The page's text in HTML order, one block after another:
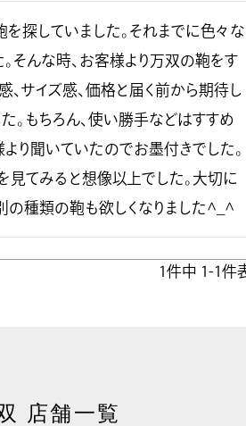
探していました。それまでに色々な
そんな時、お客様より万双の鞄をす
、サイズ感、価格と届く前から期待し
。もちろん、使い勝手などはすすめ
り聞いていたのでお墨付きでした。
見てみると想像以上でした。大切に
の種類の鞄も欲しくなりました^_^
1件中 1-1件
店舗一覧